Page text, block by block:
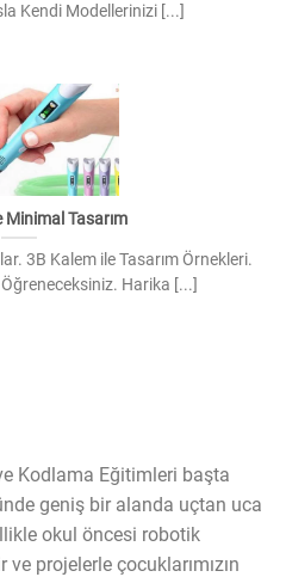
Kendi Modellerinizi [...]
Minimal Tasarım
3B Kalem ile Tasarım Örnekleri.
Harika [...]
Kodlama Eğitimleri başta
geniş bir alanda uçtan uca
okul öncesi robotik
projelerle çocuklarımızın